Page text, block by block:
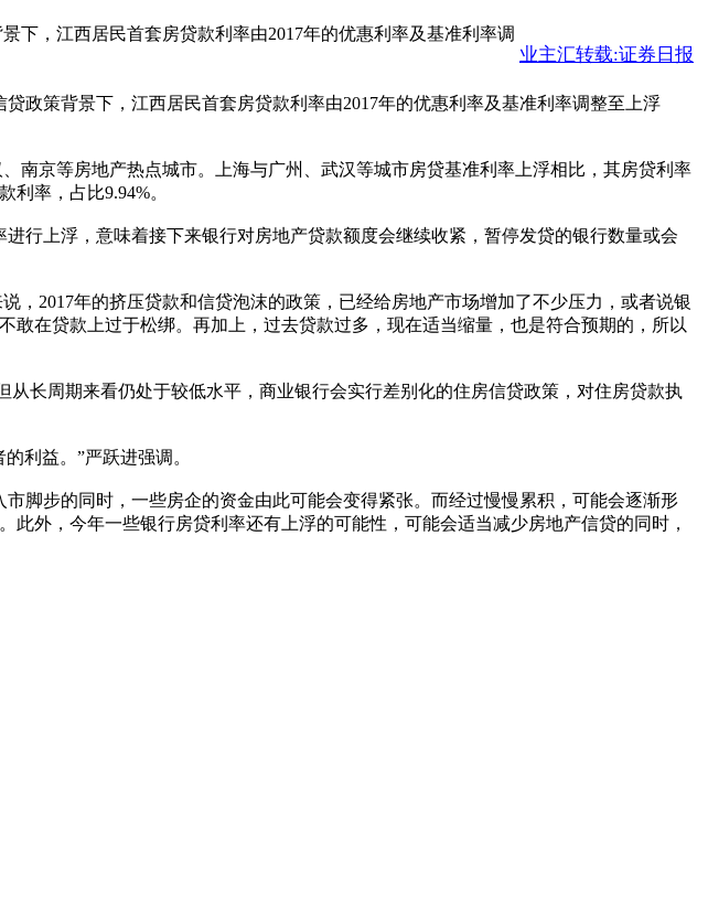
业主汇转载:证券日报
下，江西居民首套房贷款利率由2017年的优惠利率及基准利率调
政策背景下，江西居民首套房贷款利率由2017年的优惠利率及基准利率调整至上浮
京等房地产热点城市。上海与广州、武汉等城市房贷基准利率上浮相比，其房贷利率
率，占比9.94%。
行上浮，意味着接下来银行对房地产贷款额度会继续收紧，暂停发贷的银行数量或会
2017年的挤压贷款和信贷泡沫的政策，已经给房地产市场增加了不少压力，或者说银
在贷款上过于松绑。再加上，过去贷款过多，现在适当缩量，也是符合预期的，所以
长周期来看仍处于较低水平，商业银行会实行差别化的住房信贷政策，对住房贷款执
利益。”严跃进强调。
步的同时，一些房企的资金由此可能会变得紧张。而经过慢慢累积，可能会逐渐形
外，今年一些银行房贷利率还有上浮的可能性，可能会适当减少房地产信贷的同时，